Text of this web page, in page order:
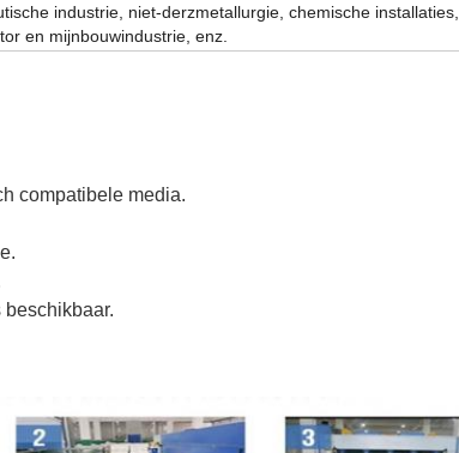
industrie, niet-derzmetallurgie, chemische installaties,
en mijnbouwindustrie, enz.
compatibele media.